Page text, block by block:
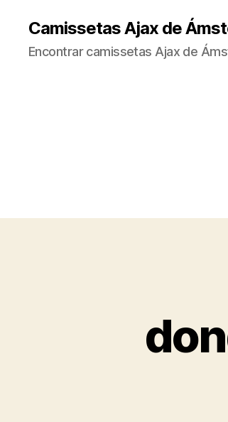
Camissetas Ajax de
Encontrar camissetas Ajax de